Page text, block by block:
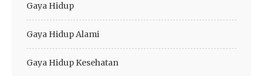
Gaya Hidup
Gaya Hidup Alami
Gaya Hidup Kesehatan